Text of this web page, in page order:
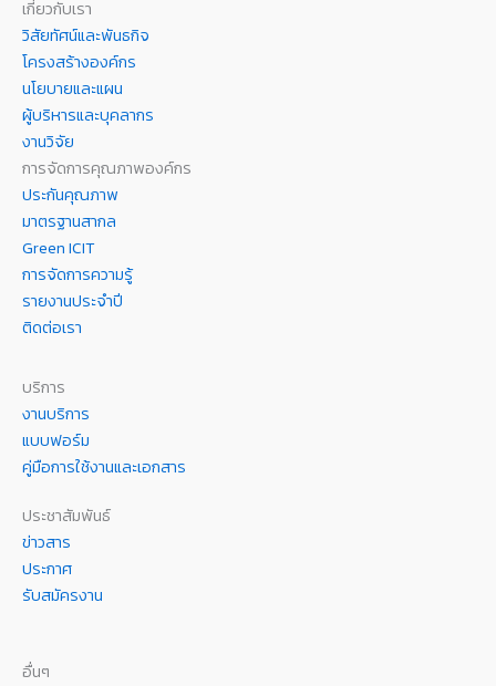
เกี่ยวกับเรา
วิสัยทัศน์และพันธกิจ
โครงสร้างองค์กร
นโยบายและแผน
ผู้บริหารและบุคลากร
งานวิจัย
การจัดการคุณภาพองค์กร
ประกันคุณภาพ
มาตรฐานสากล
Green ICIT
การจัดการความรู้
รายงานประจำปี
ติดต่อเรา
บริการ
งานบริการ
แบบฟอร์ม
คู่มือการใช้งานและเอกสาร
ประชาสัมพันธ์
ข่าวสาร
ประกาศ
รับสมัครงาน
อื่นๆ